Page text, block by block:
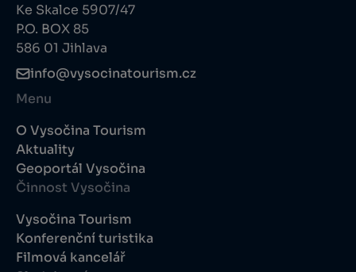
Ke Skalce 5907/47
P.O. BOX 85
586 01 Jihlava
info@vysocinatourism.cz
Menu
O Vysočina Tourism
Aktuality
Geoportál Vysočina
Činnost Vysočina
Vysočina Tourism
Konferenční turistika
Filmová kancelář